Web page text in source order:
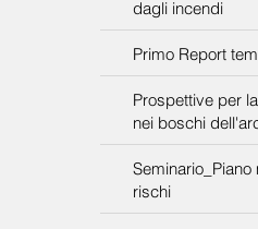
dagli incendi
Primo Report
Prospettive per
nei boschi
Seminario_Piano
rischi